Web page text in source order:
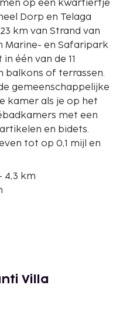
op een kwartiertje
Dorp en Telaga
Marine- en Safaripark
één van de 11
balkons of terrassen.
gemeenschappelijke
kamer als je op het
met een
en bidets.
tot op 0,1 mijl en
4,3 km
Villa